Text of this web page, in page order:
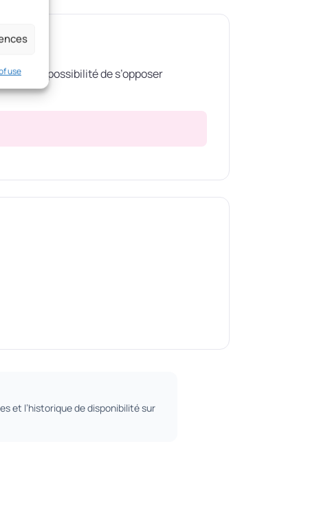
use
la possibilité de s’opposer
et l’historique de disponibilité sur